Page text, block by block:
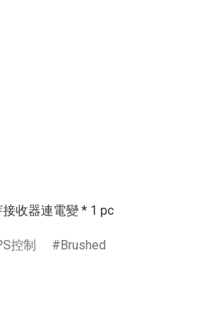
收器連電變 * 1 pc
控制 Brushed